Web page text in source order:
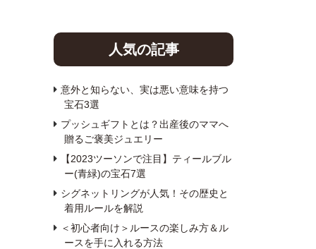
人気の記事
意外と知らない、実は悪い意味を持つ
宝石3選
プッシュギフトとは？出産後のママへ
贈るご褒美ジュエリー
【2023ツーソンで注目】ティールブル
ー(青緑)の宝石7選
シグネットリングが人気！その歴史と
着用ルールを解説
＜初心者向け＞ルースの楽しみ方＆ル
ースを手に入れる方法